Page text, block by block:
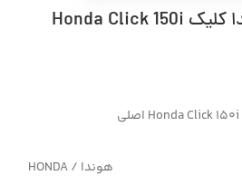
عینکی چراغ جلو هوندا کلیک Honda Click 150i
هوندا / HONDA